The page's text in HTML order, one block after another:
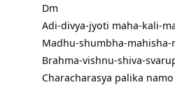
Dm
Adi-divya-jyoti maha-kali-
Madhu-shumbha-
Brahma-vishnu-shiva-
Characharasya palika